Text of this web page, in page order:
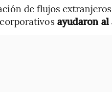
de flujos
ayudaron